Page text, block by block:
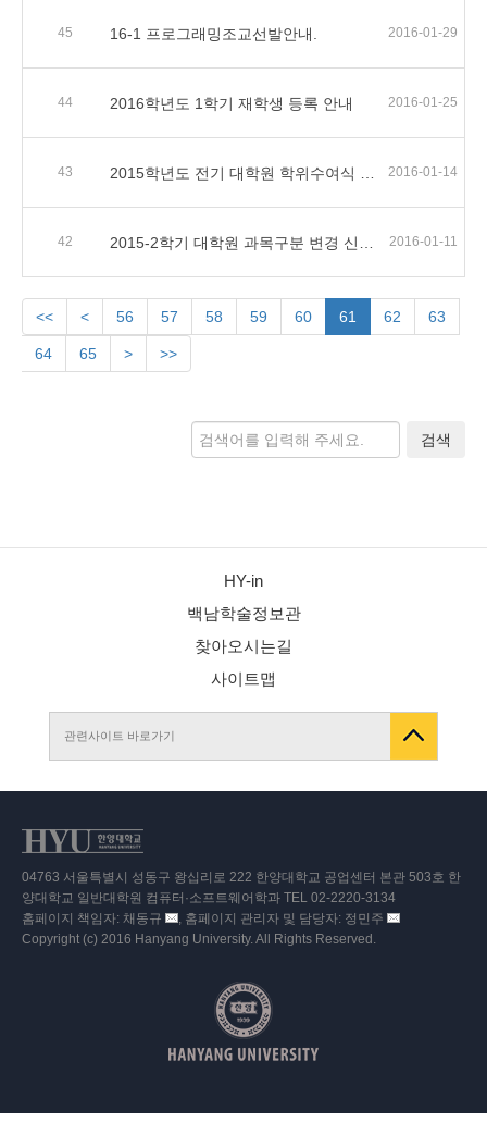
45 16-1 프로그래밍조교선발안내. 2016-01-29
44 2016학년도 1학기 재학생 등록 안내 2016-01-25
43 2016-01-14
42 2016-01-11
<< < 56 57 58 59 60 61 62 63
64 65 > >>
검색
HY-in
백남학술정보관
찾아오시는길
사이트맵
04763 서울특별시 성동구 왕십리로 222 한양대학교 공업센터 본관 503호 한
양대학교 일반대학원 컴퓨터·소프트웨어학과 TEL 02-2220-3134
홈페이지 책임자: 채동규 이
메
, 홈페이지 관리자 및 담당자: 정민주 이
Copyright (c) 2016 Hanyang University. All Rights Reserved.
관련사이트 바로가기